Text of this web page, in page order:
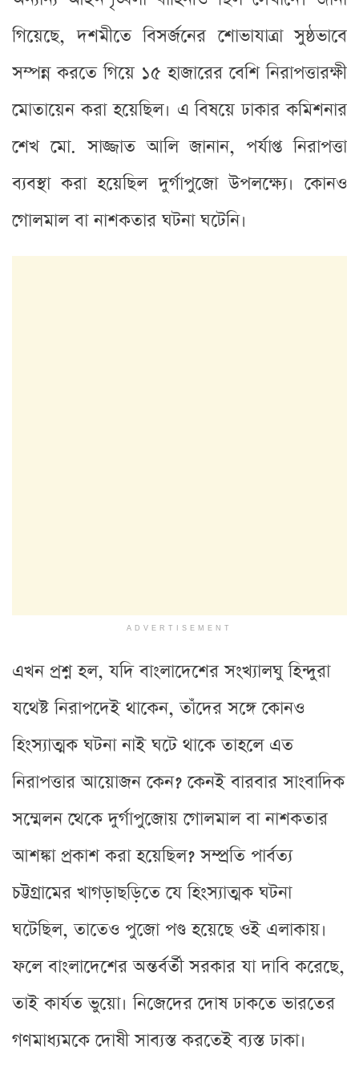
গিয়েছে, দশমীতে বিসর্জনের শোভাযাত্রা সুষ্ঠভাবে
সম্পন্ন করতে গিয়ে ১৫ হাজারের বেশি নিরাপত্তারক্ষী
মোতায়েন করা হয়েছিল। এ বিষয়ে ঢাকার কমিশনার
শেখ মো. সাজ্জাত আলি জানান, পর্যাপ্ত নিরাপত্তা
ব্যবস্থা করা হয়েছিল দুর্গাপুজো উপলক্ষ্যে। কোনও
গোলমাল বা নাশকতার ঘটনা ঘটেনি।
ADVERTISEMENT
এখন প্রশ্ন হল, যদি বাংলাদেশের সংখ্যালঘু হিন্দুরা
যথেষ্ট নিরাপদেই থাকেন, তাঁদের সঙ্গে কোনও
হিংস্যাত্মক ঘটনা নাই ঘটে থাকে তাহলে এত
নিরাপত্তার আয়োজন কেন? কেনই বারবার সাংবাদিক
সম্মেলন থেকে দুর্গাপুজোয় গোলমাল বা নাশকতার
আশঙ্কা প্রকাশ করা হয়েছিল? সম্প্রতি পার্বত্য
চট্টগ্রামের খাগড়াছড়িতে যে হিংস্যাত্মক ঘটনা
ঘটেছিল, তাতেও পুজো পণ্ড হয়েছে ওই এলাকায়।
ফলে বাংলাদেশের অন্তর্বর্তী সরকার যা দাবি করেছে,
তাই কার্যত ভুয়ো। নিজেদের দোষ ঢাকতে ভারতের
গণমাধ্যমকে দোষী সাব্যস্ত করতেই ব্যস্ত ঢাকা।